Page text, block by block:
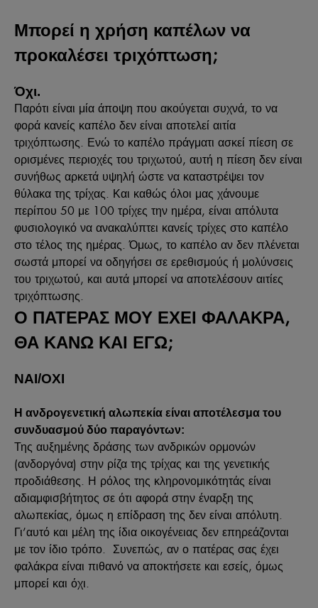
Μπορεί η χρήση καπέλων να
προκαλέσει τριχόπτωση;
Όχι.
Παρότι είναι μία άποψη που ακούγεται συχνά, το να
φορά κανείς καπέλο δεν είναι αποτελεί αιτία
τριχόπτωσης. Ενώ το καπέλο πράγματι ασκεί πίεση σε
ορισμένες περιοχές του τριχωτού, αυτή η πίεση δεν είναι
συνήθως αρκετά υψηλή ώστε να καταστρέψει τον
θύλακα της τρίχας. Και καθώς όλοι μας χάνουμε
περίπου 50 με 100 τρίχες την ημέρα, είναι απόλυτα
φυσιολογικό να ανακαλύπτει κανείς τρίχες στο καπέλο
στο τέλος της ημέρας. Όμως, το καπέλο αν δεν πλένεται
σωστά μπορεί να οδηγήσει σε ερεθισμούς ή μολύνσεις
του τριχωτού, και αυτά μπορεί να αποτελέσουν αιτίες
τριχόπτωσης.
Ο ΠΑΤΕΡΑΣ ΜΟΥ ΕΧΕΙ ΦΑΛΑΚΡΑ,
ΘΑ ΚΑΝΩ ΚΑΙ ΕΓΩ;
ΝΑΙ/ΟΧΙ
Η ανδρογενετική αλωπεκία είναι αποτέλεσμα του
συνδυασμού δύο παραγόντων:
Της αυξημένης δράσης των ανδρικών ορμονών
(ανδοργόνα) στην ρίζα της τρίχας και της γενετικής
προδιάθεσης. Η ρόλος της κληρονομικότητάς είναι
αδιαμφισβήτητος σε ότι αφορά στην έναρξη της
αλωπεκίας, όμως η επίδραση της δεν είναι απόλυτη.
Γι’αυτό και μέλη της ίδια οικογένειας δεν επηρεάζονται
με τον ίδιο τρόπο. Συνεπώς, αν ο πατέρας σας έχει
φαλάκρα είναι πιθανό να αποκτήσετε και εσείς, όμως
μπορεί και όχι.